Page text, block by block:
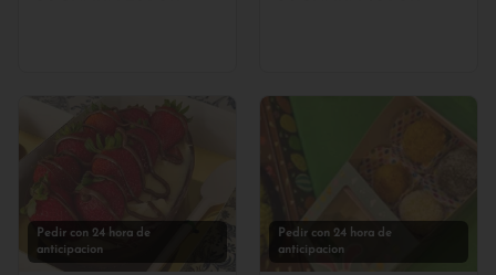
Pedir con 24 hora de
anticipacion
Pedir con 24 hora de
anticipacion